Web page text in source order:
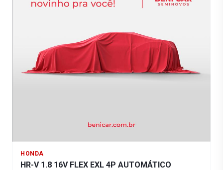
HONDA
HR-V 1.8 16V FLEX EXL 4P AUTOMÁTICO